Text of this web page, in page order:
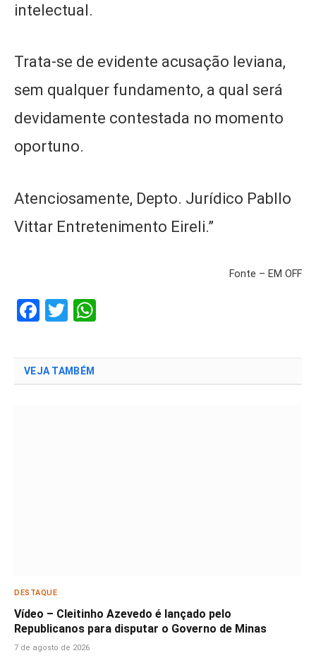
intelectual.
Trata-se de evidente acusação leviana,
sem qualquer fundamento, a qual será
devidamente contestada no momento
oportuno.
Atenciosamente, Depto. Jurídico Pabllo
Vittar Entretenimento Eireli.”
Fonte – EM OFF
Facebook
Twitter
VEJA TAMBÉM
DESTAQUE
Vídeo – Cleitinho Azevedo é lançado pelo
Republicanos para disputar o Governo de Minas
7 de agosto de 2026